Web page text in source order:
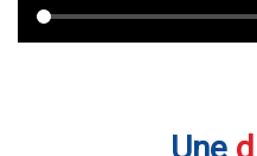
Une